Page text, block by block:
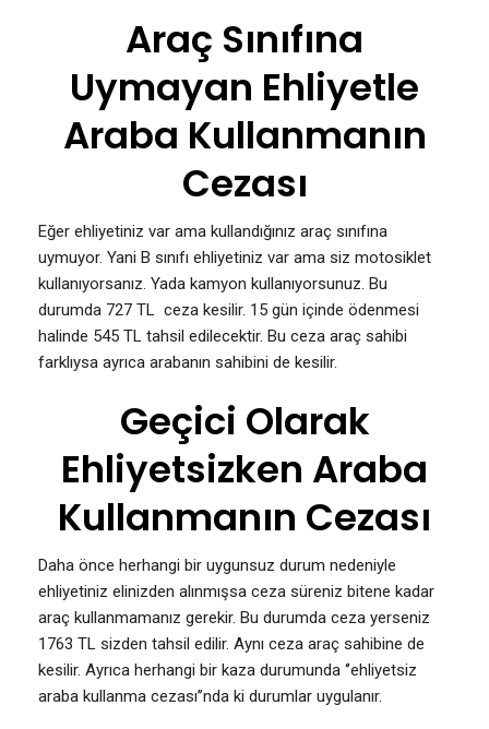
Araç Sınıfına
Uymayan Ehliyetle
Araba Kullanmanın
Cezası
Eğer ehliyetiniz var ama kullandığınız araç sınıfına
uymuyor. Yani B sınıfı ehliyetiniz var ama siz motosiklet
kullanıyorsanız. Yada kamyon kullanıyorsunuz. Bu
durumda 727 TL ceza kesilir. 15 gün içinde ödenmesi
halinde 545 TL tahsil edilecektir. Bu ceza araç sahibi
farklıysa ayrıca arabanın sahibini de kesilir.
Geçici Olarak
Ehliyetsizken Araba
Kullanmanın Cezası
Daha önce herhangi bir uygunsuz durum nedeniyle
ehliyetiniz elinizden alınmışsa ceza süreniz bitene kadar
araç kullanmamanız gerekir. Bu durumda ceza yerseniz
1763 TL sizden tahsil edilir. Aynı ceza araç sahibine de
kesilir. Ayrıca herhangi bir kaza durumunda ‘’ehliyetsiz
araba kullanma cezası’’nda ki durumlar uygulanır.